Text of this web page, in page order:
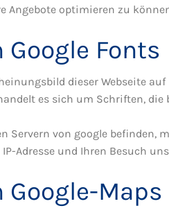
Angebote optimieren zu
Fonts
dieser Webseite
es sich um Schriften, die
Servern von google
Adresse und Ihren Besuch
Google-Maps